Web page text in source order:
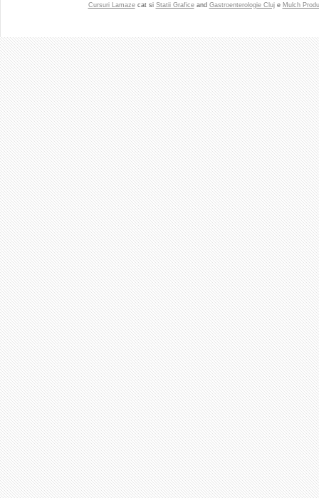
Cursuri Lamazecat si Statii Graficeand Gastroenterologie Cluje Mulch